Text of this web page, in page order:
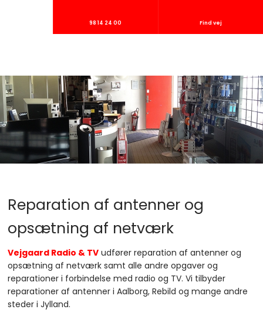
98 14 24 00 Find vej
Reparation af antenner og
opsætning af netværk
Vejgaard Radio & TVudfører reparation af antenner og
opsætning af netværk samt alle andre opgaver og
reparationer i forbindelse med radio og TV. Vi tilbyder
reparationer af antenner i Aalborg, Rebild og mange andre
steder i Jylland.